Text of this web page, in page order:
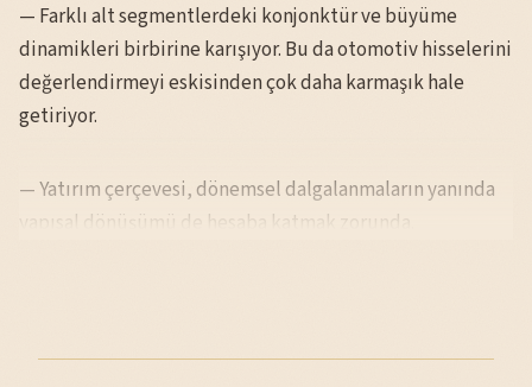
— Farklı alt segmentlerdeki konjonktür ve büyüme
dinamikleri birbirine karışıyor. Bu da otomotiv hisselerini
değerlendirmeyi eskisinden çok daha karmaşık hale
getiriyor.
— Yatırım çerçevesi, dönemsel dalgalanmaların yanında
yapısal dönüşümü de hesaba katmak zorunda.